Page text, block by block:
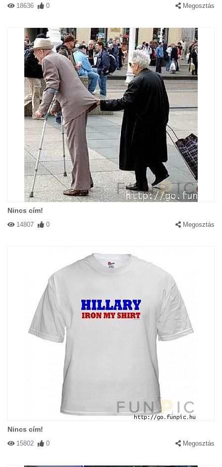
18636 0 Megosztás
Nincs cím!
14807 0 Megosztás
Nincs cím!
15802 0 Megosztás